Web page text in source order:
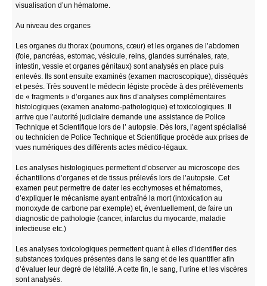
visualisation d’un hématome.
Au niveau des organes
Les organes du thorax (poumons, cœur) et les organes de l’abdomen
(foie, pancréas, estomac, vésicule, reins, glandes surrénales, rate,
intestin, vessie et organes génitaux) sont analysés en place puis
enlevés. Ils sont ensuite examinés (examen macroscopique), disséqués
et pesés. Très souvent le médecin légiste procède à des prélèvements
de « fragments » d’organes aux fins d’analyses complémentaires
histologiques (examen anatomo-pathologique) et toxicologiques. Il
arrive que l’autorité judiciaire demande une assistance de Police
Technique et Scientifique lors de l’ autopsie. Dès lors, l’agent spécialisé
ou technicien de Police Technique et Scientifique procède aux prises de
vues numériques des différents actes médico-légaux.
Les analyses histologiques permettent d’observer au microscope des
échantillons d’organes et de tissus prélevés lors de l’autopsie. Cet
examen peut permettre de dater les ecchymoses et hématomes,
d’expliquer le mécanisme ayant entraîné la mort (intoxication au
monoxyde de carbone par exemple) et, éventuellement, de faire un
diagnostic de pathologie (cancer, infarctus du myocarde, maladie
infectieuse etc.)
Les analyses toxicologiques permettent quant à elles d’identifier des
substances toxiques présentes dans le sang et de les quantifier afin
d’évaluer leur degré de létalité. A cette fin, le sang, l’urine et les viscères
sont analysés.